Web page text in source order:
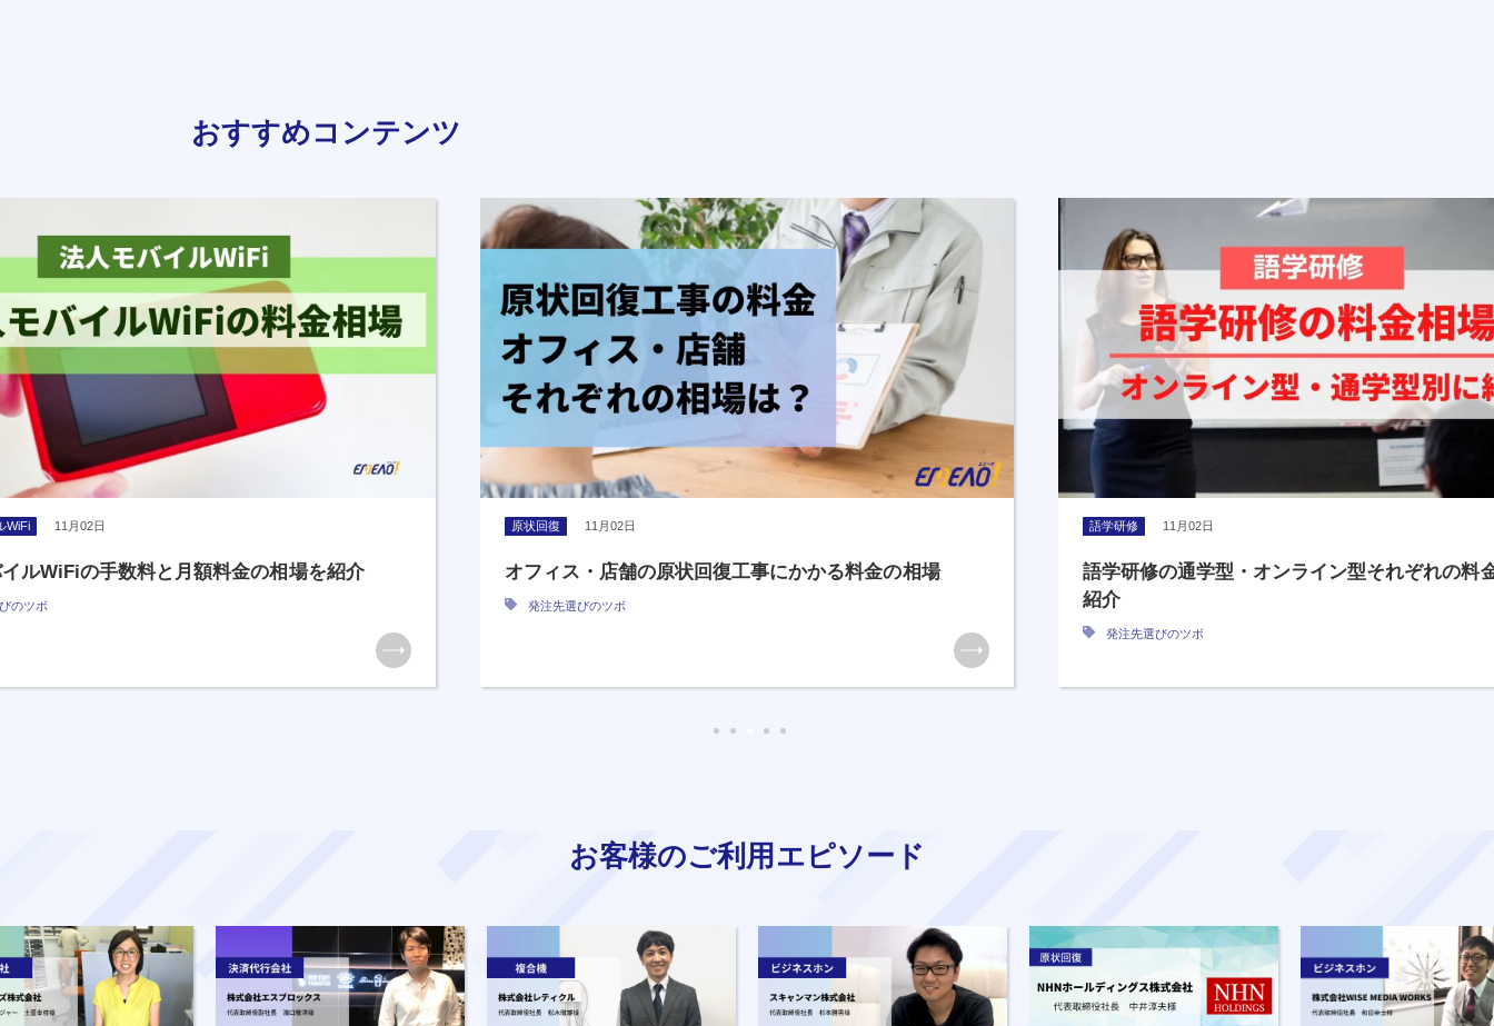
おすすめコンテンツ
WiFi 11月02日
ルWiFiの手数料と月額料金の相場を紹介
のツボ
原状回復 11月02日
オフィス・店舗の原状回復工事にかかる料金の相場
発注先選びのツボ
語学研修 11月02日
語学研修の通学型・オンライン型それぞれの料
紹介
発注先選びのツボ
お客様のご利用エピソード